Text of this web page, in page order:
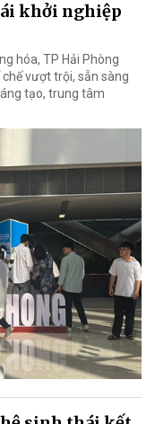
khởi nghiệp
hóa, TP Hải Phòng
vượt trội, sẵn sàng
tạo, trung tâm